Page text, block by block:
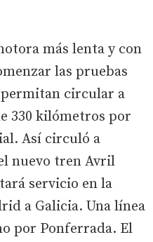
más lenta y con
las pruebas
circular a
330 kilómetros por
Así circuló a
nuevo tren Avril
servicio en la
a Galicia. Una línea
por Ponferrada. El